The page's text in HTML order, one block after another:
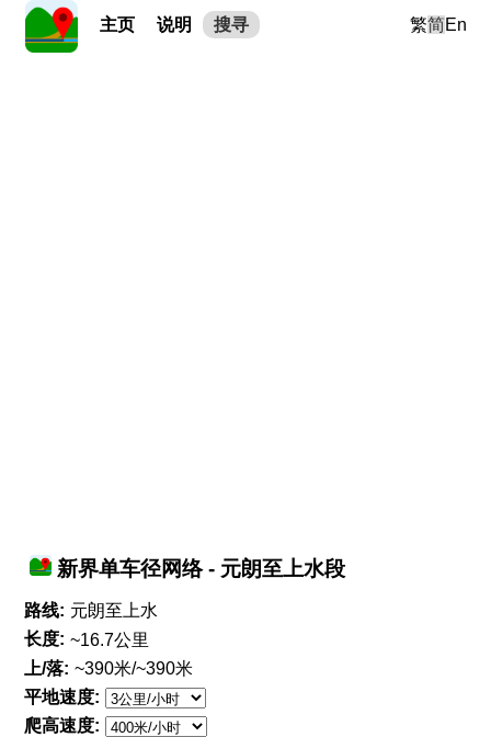
主页 说明 搜寻 繁简En
新界单车径网络 - 元朗至上水段
路线: 元朗至上水
长度: ~16.7公里
上/落: ~390米/~390米
平地速度:
爬高速度: